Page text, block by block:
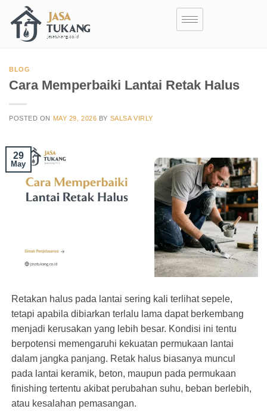
BLOG
Cara Memperbaiki Lantai Retak Halus
POSTED ON MAY 29, 2026 BY SALSA VIRLY
29
May
Retakan halus pada lantai sering kali terlihat sepele,
tetapi apabila dibiarkan terlalu lama dapat berkembang
menjadi kerusakan yang lebih besar. Kondisi ini tentu
berpotensi memengaruhi kekuatan permukaan lantai
dalam jangka panjang. Retak halus biasanya muncul
pada lantai keramik, beton, maupun pada permukaan
finishing tertentu akibat perubahan suhu, beban berlebih,
atau kesalahan pemasangan.